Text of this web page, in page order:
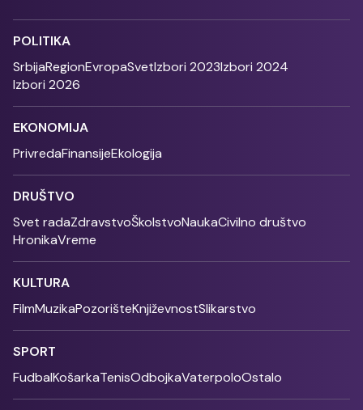
POLITIKA
SrbijaRegionEvropaSvetIzbori 2023Izbori 2024
Izbori 2026
EKONOMIJA
PrivredaFinansijeEkologija
DRUŠTVO
Svet radaZdravstvoŠkolstvoNaukaCivilno društvo
HronikaVreme
KULTURA
FilmMuzikaPozorišteKnjiževnostSlikarstvo
SPORT
FudbalKošarkaTenisOdbojkaVaterpoloOstalo